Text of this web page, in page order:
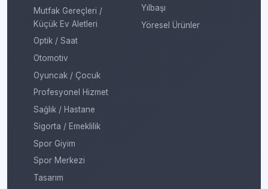
Mutfak Gereçleri /
Küçük Ev Aletleri
Optik / Saat
Otomotiv
Oyuncak / Çocuk
Profesyonel Hizmet
Sağlık / Hastane
Sigorta / Emeklilik
Spor Giyim
Spor Merkezi
Tasarım
Yılbaşı
Yöresel Ürünler